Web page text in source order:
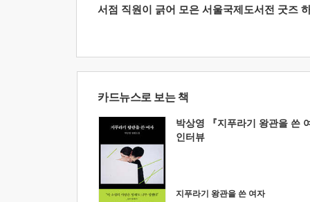
서점 직원이 긁어 모은 서울국제도서전 굿즈
카드뉴스로 보는 책
박상영 『지푸라기 왕관을 쓴
인터뷰
지푸라기 왕관을 쓴 여자